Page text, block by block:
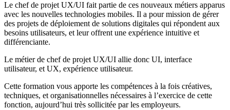
Le chef de projet UX/UI fait partie de ces nouveaux métiers apparus
avec les nouvelles technologies mobiles. Il a pour mission de gérer
des projets de déploiement de solutions digitales qui répondent aux
besoins utilisateurs, et leur offrent une expérience intuitive et
différenciante.
Le métier de chef de projet UX/UI allie donc UI, interface
utilisateur, et UX, expérience utilisateur.
Cette formation vous apporte les compétences à la fois créatives,
techniques, et organisationnelles nécessaires à l’exercice de cette
fonction, aujourd’hui très sollicitée par les employeurs.